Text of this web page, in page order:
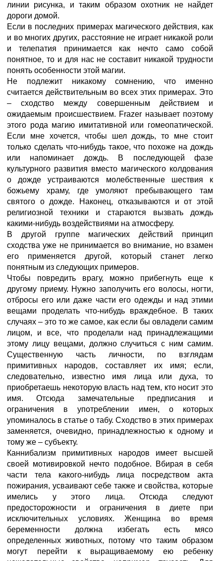
линии рисунка, и таким образом охотник не найдет
дороги домой.
Если в последних примерах магического действия, как
и во многих других, расстояние не играет никакой роли
и телепатия принимается как нечто само собой
понятное, то и для нас не составит никакой трудности
понять особенности этой магии.
Не подлежит никакому сомнению, что именно
считается действительным во всех этих примерах. Это
– сходство между совершенным действием и
ожидаемым происшествием. Frazer называет поэтому
этого рода магию имитативной или гомеопатической.
Если мне хочется, чтобы шел дождь, то мне стоит
только сделать что-нибудь такое, что похоже на дождь
или напоминает дождь. В последующей фазе
культурного развития вместо магического колдования
о дожде устраиваются молебственные шествия к
божьему храму, где умоляют пребывающего там
святого о дожде. Наконец, отказываются и от этой
религиозной техники и стараются вызвать дождь
какими-нибудь воздействиями на атмосферу.
В другой группе магических действий принцип
сходства уже не принимается во внимание, но взамен
его применяется другой, который станет легко
понятным из следующих примеров.
Чтобы повредить врагу, можно прибегнуть еще к
другому приему. Нужно заполучить его волосы, ногти,
отбросы его или даже части его одежды и над этими
вещами проделать что-нибудь враждебное. В таких
случаях – это то же самое, как если бы овладели самим
лицом, и все, что проделали над принадлежащими
этому лицу вещами, должно случиться с ним самим.
Существенную часть личности, по взглядам
примитивных народов, составляет их имя; если,
следовательно, известно имя лица или духа, то
приобретаешь некоторую власть над тем, кто носит это
имя. Отсюда замечательные предписания и
ограничения в употреблении имен, о которых
упоминалось в статье о табу. Сходство в этих примерах
заменяется, очевидно, принадлежностью к одному и
тому же – субъекту.
Каннибализм примитивных народов имеет высшей
своей мотивировкой нечто подобное. Вбирая в себя
части тела какого-нибудь лица посредством акта
пожирания, усваивают себе также и свойства, которые
имелись у этого лица. Отсюда следуют
предосторожности и ограничения в диете при
исключительных условиях. Женщина во время
беременности должна избегать есть мясо
определенных животных, потому что таким образом
могут перейти к выращиваемому ею ребенку